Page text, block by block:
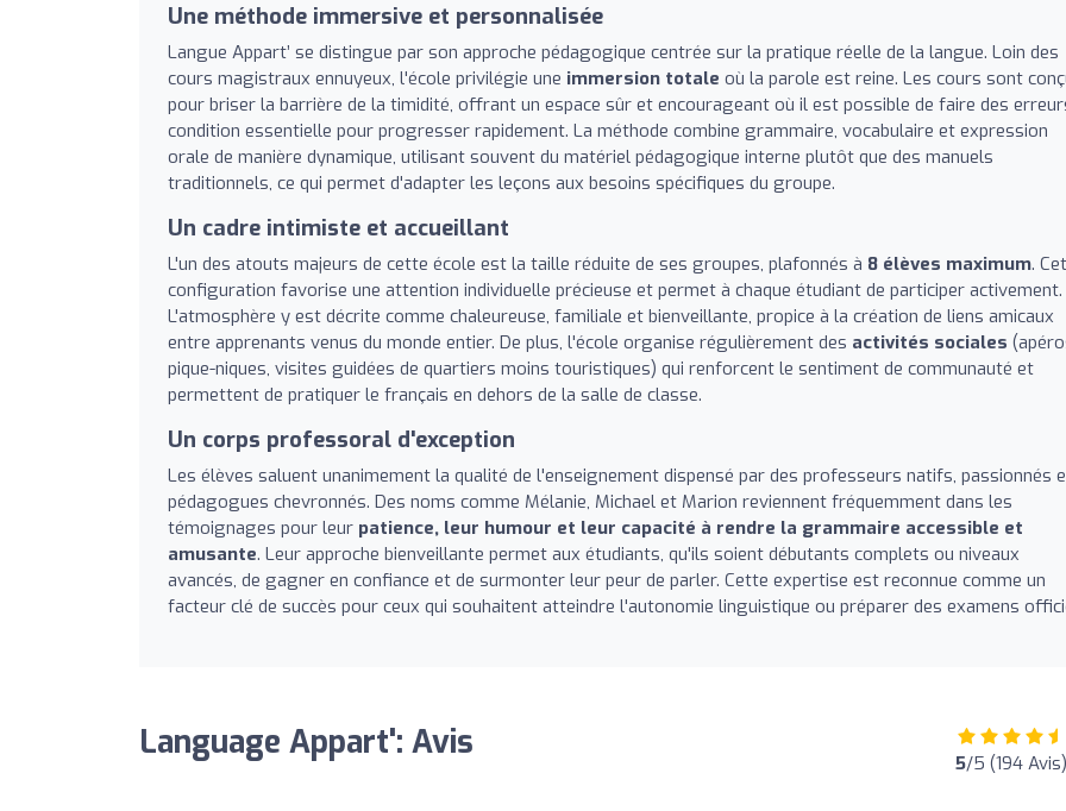
Une méthode immersive et personnalisée
Langue Appart’ se distingue par son approche pédagogique centrée sur la pratique réelle de la langue. Loin des
cours magistraux ennuyeux, l'école privilégie une immersion totale où la parole est reine. Les cours sont
pour briser la barrière de la timidité, offrant un espace sûr et encourageant où il est possible de faire des
condition essentielle pour progresser rapidement. La méthode combine grammaire, vocabulaire et expression
orale de manière dynamique, utilisant souvent du matériel pédagogique interne plutôt que des manuels
traditionnels, ce qui permet d'adapter les leçons aux besoins spécifiques du groupe.
Un cadre intimiste et accueillant
L'un des atouts majeurs de cette école est la taille réduite de ses groupes, plafonnés à 8 élèves maximum.
configuration favorise une attention individuelle précieuse et permet à chaque étudiant de participer activement.
L'atmosphère y est décrite comme chaleureuse, familiale et bienveillante, propice à la création de liens amicaux
entre apprenants venus du monde entier. De plus, l'école organise régulièrement des activités sociales
pique-niques, visites guidées de quartiers moins touristiques) qui renforcent le sentiment de communauté et
permettent de pratiquer le français en dehors de la salle de classe.
Un corps professoral d'exception
Les élèves saluent unanimement la qualité de l'enseignement dispensé par des professeurs natifs, passionnés
pédagogues chevronnés. Des noms comme Mélanie, Michael et Marion reviennent fréquemment dans les
témoignages pour leur patience, leur humour et leur capacité à rendre la grammaire accessible et
amusante. Leur approche bienveillante permet aux étudiants, qu'ils soient débutants complets ou niveaux
avancés, de gagner en confiance et de surmonter leur peur de parler. Cette expertise est reconnue comme un
facteur clé de succès pour ceux qui souhaitent atteindre l'autonomie linguistique ou préparer des examens
Language Appart': Avis 5/5 (194